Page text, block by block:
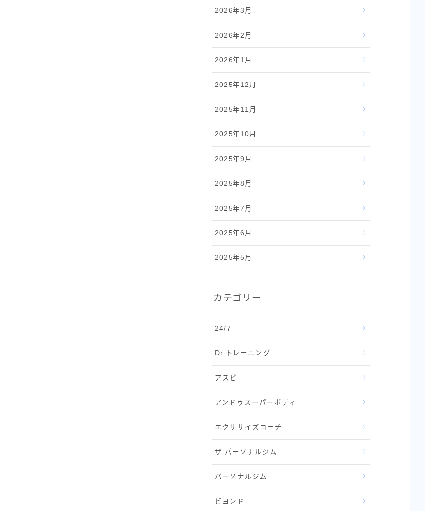
2026年3月
2026年2月
2026年1月
2025年12月
2025年11月
2025年10月
2025年9月
2025年8月
2025年7月
2025年6月
2025年5月
カテゴリー
24/7
Dr.トレーニング
アスピ
アンドゥスーパーボディ
エクササイズコーチ
ザ パーソナルジム
パーソナルジム
ビヨンド